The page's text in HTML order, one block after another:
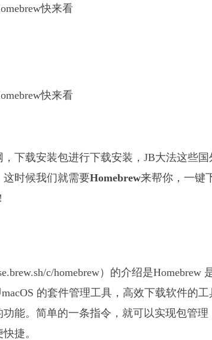
下载安装包进行下载安装，JB大法这些国
时候我们就需要Homebrew来帮你，一键
c/homebrew）的介绍是Homebrew
macOS 的套件管理工具，高效下载软件的
能。简单的一条指令，就可以实现包管理
捷。